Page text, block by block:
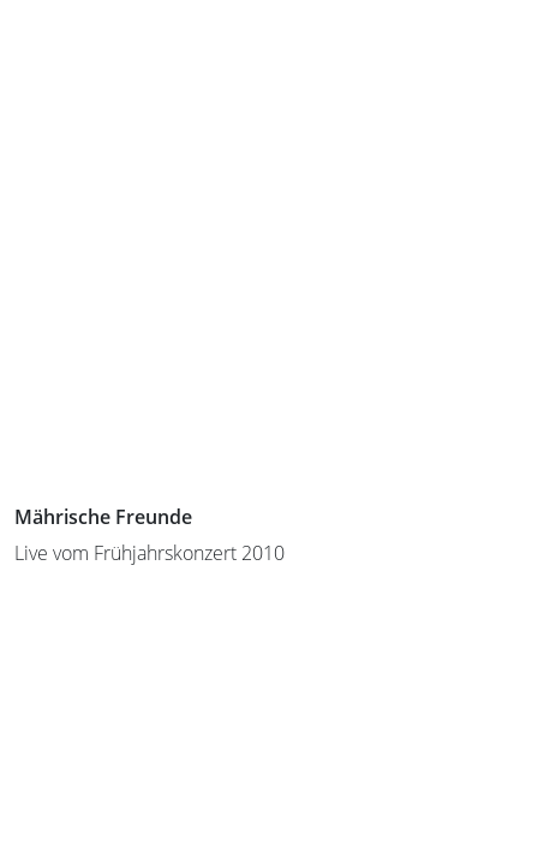
Mährische Freunde
Live vom Frühjahrskonzert 2010